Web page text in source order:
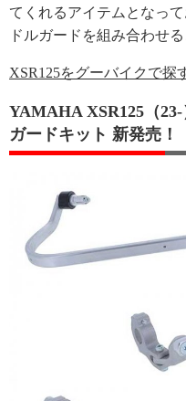
てくれるアイテムとなっ
ドルガードを組み合わせる
XSR125をグーバイクで探
YAMAHA XSR125（
ガードキット 新発売！